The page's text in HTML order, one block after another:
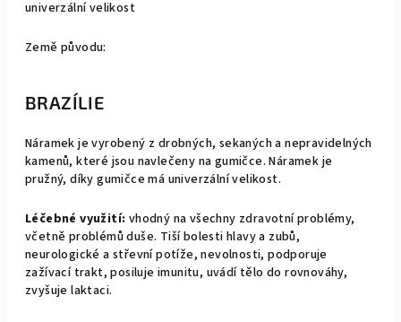
univerzální velikost
Země původu:
BRAZÍLIE
Náramek je vyrobený z drobných, sekaných a nepravidelných
kamenů, které jsou navlečeny na gumičce. Náramek je
pružný, díky gumičce má univerzální velikost.
Léčebné využití: vhodný na všechny zdravotní problémy,
včetně problémů duše. Tiší bolesti hlavy a zubů,
neurologické a střevní potíže, nevolnosti, podporuje
zažívací trakt, posiluje imunitu, uvádí tělo do rovnováhy,
zvyšuje laktaci.